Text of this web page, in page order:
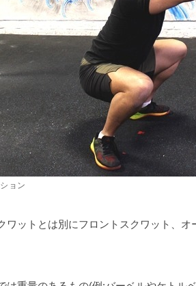
ョン
ワットとは別にフロントスクワット、